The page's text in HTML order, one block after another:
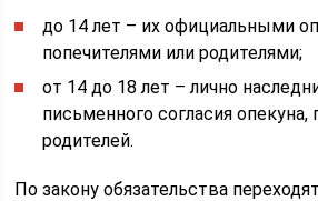
до 14 лет – их официальными
попечителями или родителями;
от 14 до 18 лет – лично
письменного согласия опекуна,
родителей.
По закону обязательства